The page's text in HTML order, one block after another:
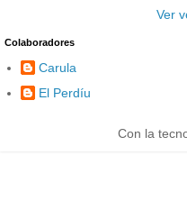
Ver
Colaboradores
Carula
El Perdíu
Con la